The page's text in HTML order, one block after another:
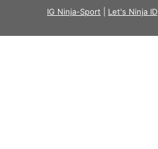
IG Ninja-Sport Let's Ninja ID